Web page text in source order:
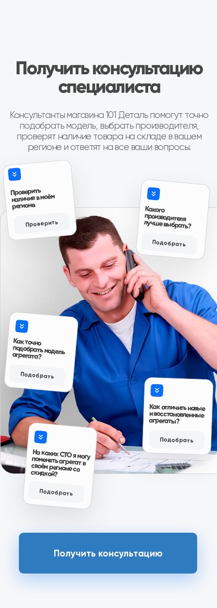
“Привезли на
Коробка
Антон, г.
Авито
“Купили
шевроле...
КПП Шевроле
Роман, г.
“Покупали коробку передач на ниву
Шевроле, во первых порадовало что есть
новая коробка в наличии( в коробке, с
документами с завода и гарантией на один
год), во вторых при покупке понравилось
новые и коробки после переборки, причём
при выборе даже колебались что взять,
новую или после переборки, потому что
даже после переборки выглядели очень
достойно, аккуратненько в специальных
чехлах для них, все болты новые, помечены
краской, в третьих порадовало что смогли
найти возможность продать товар даже в
нерабочее время, и ещё приятно
порадовала цена, она была как минимум
дешевле на три тысячи чем у ближайших
продавцов аналогичного товара, так что
эмоции отзывы и пожелания только
положительные, всему рекомендую к
Коробка передач Шевроле Нива
Иван, г. Москва
Читать больше отзывов
Ответы на вопросы